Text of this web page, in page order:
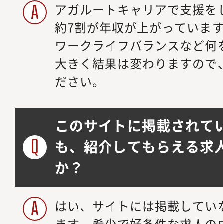
アガルートキャリアで支援
約7割が年収が上がっていま
ワークライフバランスなど
大きく結果は変わりますの
ださい。
このサイトに掲載されて
も、紹介してもらえる求
か？
はい、サイトには掲載して